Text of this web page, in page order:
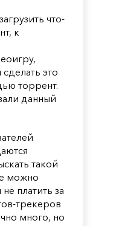
что-
к
это
торрент.
данный
такой
можно
платить за
трекеров
много, но